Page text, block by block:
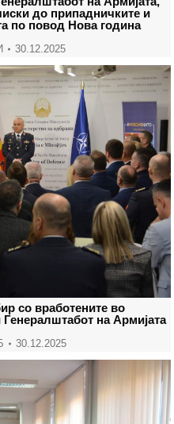
до припадничките и
по повод Нова година
30.12.2025
со вработените во
на Армијата
30.12.2025